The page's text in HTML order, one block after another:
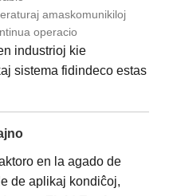
amaskomunikiloj
operacio
industrioj kie
sistema fidindeco estas
en la agado de
de aplikaj kondiĉoj,